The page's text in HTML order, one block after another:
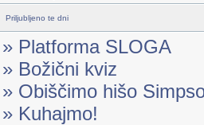
Priljubljeno te dni
» Platforma SLOGA
» Božični kviz
» Obiščimo hišo
» Kuhajmo!